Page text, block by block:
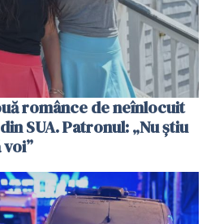
românce de neînlocuit
SUA. Patronul: „Nu știu
voi”